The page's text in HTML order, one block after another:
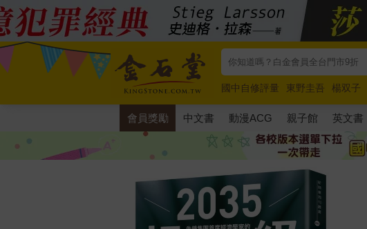
國中自修評量 東野圭吾 楊双子
唯紅花綻放
奧德賽 路邊攤新作
會員獎勵 中文書 動漫ACG 親子館 英文書